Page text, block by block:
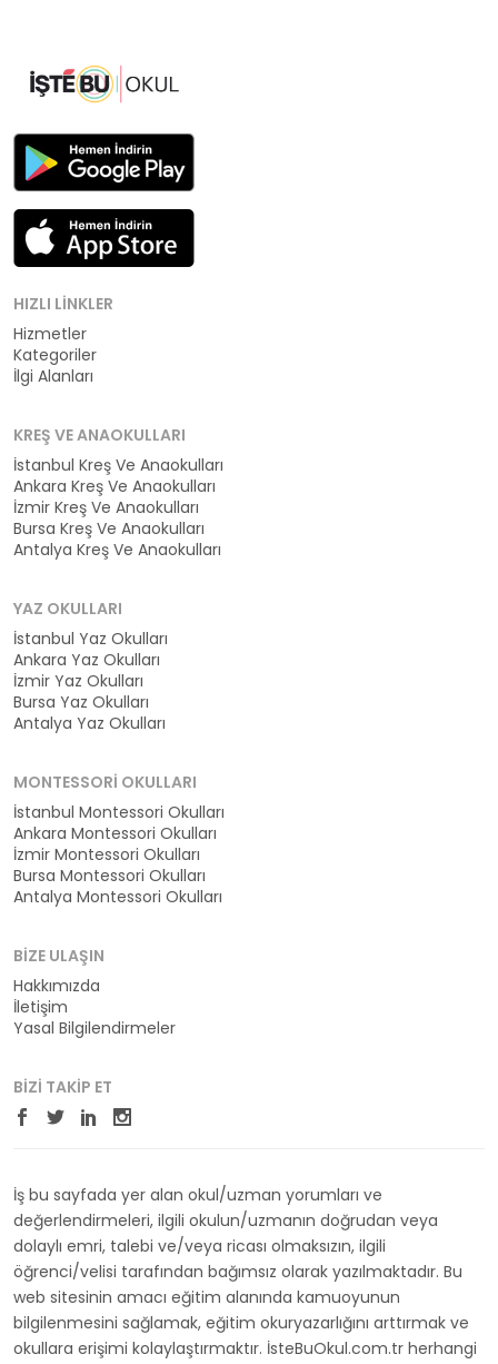
HIZLI LINKLER
Hizmetler
Kategoriler
İlgi Alanları
KREŞ VE ANAOKULLARI
İstanbul Kreş Ve Anaokulları
Ankara Kreş Ve Anaokulları
İzmir Kreş Ve Anaokulları
Bursa Kreş Ve Anaokulları
Antalya Kreş Ve Anaokulları
YAZ OKULLARI
İstanbul Yaz Okulları
Ankara Yaz Okulları
İzmir Yaz Okulları
Bursa Yaz Okulları
Antalya Yaz Okulları
MONTESSORI OKULLARI
İstanbul Montessori Okulları
Ankara Montessori Okulları
İzmir Montessori Okulları
Bursa Montessori Okulları
Antalya Montessori Okulları
BIZE ULAŞIN
Hakkımızda
İletişim
Yasal Bilgilendirmeler
BIZI TAKIP ET
İş bu sayfada yer alan okul/uzman yorumları ve
değerlendirmeleri, ilgili okulun/uzmanın doğrudan veya
dolaylı emri, talebi ve/veya ricası olmaksızın, ilgili
öğrenci/velisi tarafından bağımsız olarak yazılmaktadır. Bu
web sitesinin amacı eğitim alanında kamuoyunun
bilgilenmesini sağlamak, eğitim okuryazarlığını arttırmak ve
okullara erişimi kolaylaştırmaktır. İsteBuOkul.com.tr herhangi